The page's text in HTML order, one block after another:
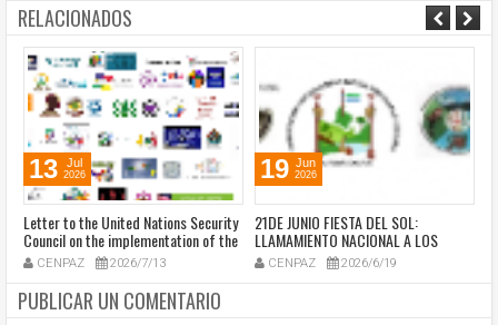
RELACIONADOS
13 Jul
2026
Letter to the United Nations Security
Council on the implementation of the
Peace Agreement, signed by 200
verification entities, authorities of
the Afro-Colombian and Indigenous
peoples, victims, and Colombian and
CENPAZ 2026/7/13
19 Jun
2026
21DE JUNIO FIESTA DEL SOL:
LLAMAMIENTO NACIONAL A LOS
MAYORES, MAYORAS, SABEDORES Y
AUTORIDADES ESPIRITUALES DE LOS
CENPAZ 2026/6/19
PUBLICAR UN COMENTARIO